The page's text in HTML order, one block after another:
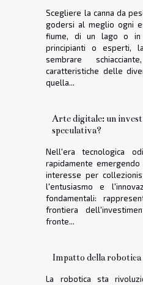
Scegliere la canna da
godersi al meglio ogni
fiume, di un lago o in
principianti o esperti,
sembrare
caratteristiche delle
quella...
Arte digitale: un
speculativa?
Nell'era tecnologica
rapidamente
interesse per
l'entusiasmo e
fondamentali:
frontiera
fronte...
Impatto della
La robotica sta